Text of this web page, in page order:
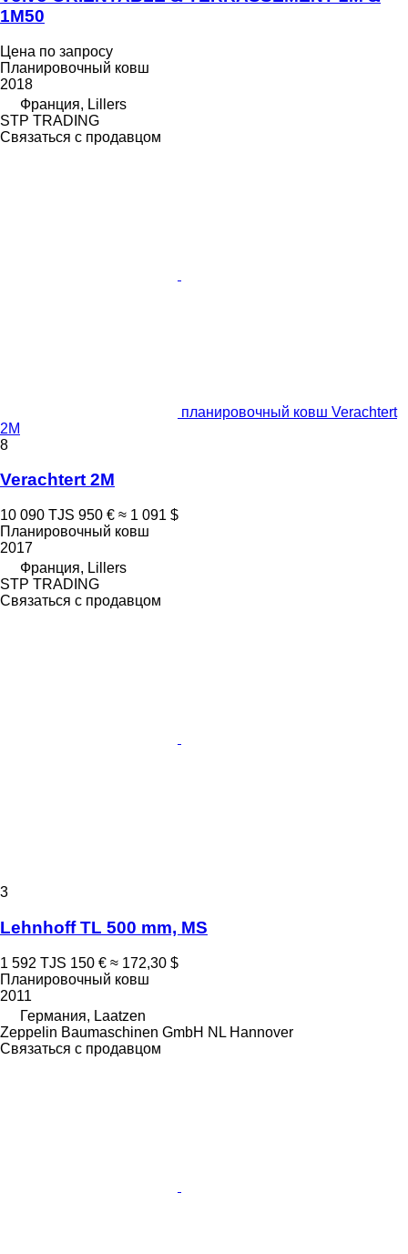
1M50
Цена по запросу
Планировочный ковш
2018
Франция, Lillers
STP TRADING
Связаться с продавцом
планировочный ковш Verachtert
2M
8
Verachtert 2M
10 090 TJS 950 € ≈ 1 091 $
Планировочный ковш
2017
Франция, Lillers
STP TRADING
Связаться с продавцом
3
Lehnhoff TL 500 mm, MS
1 592 TJS 150 € ≈ 172,30 $
Планировочный ковш
2011
Германия, Laatzen
Zeppelin Baumaschinen GmbH NL Hannover
Связаться с продавцом